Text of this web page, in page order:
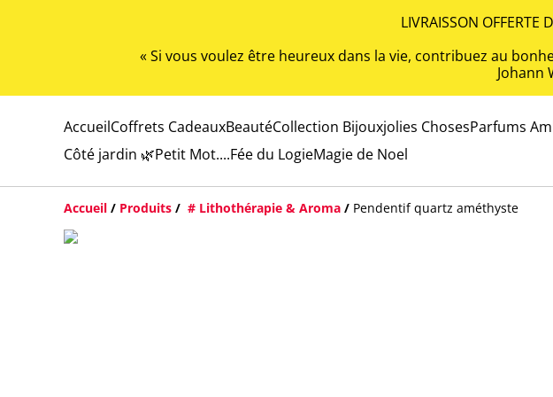
LIVRAISSON OFFERTE
« Si vous voulez être heureux dans la vie, contribuez au
Johann
AccueilCoffrets CadeauxBeautéCollection Bijouxjolies ChosesParfums
Côté jardin 🌿Petit Mot....Fée du LogieMagie de Noel
Accueil / Produits / # Lithothérapie & Aroma / Pendentif quartz améthyste